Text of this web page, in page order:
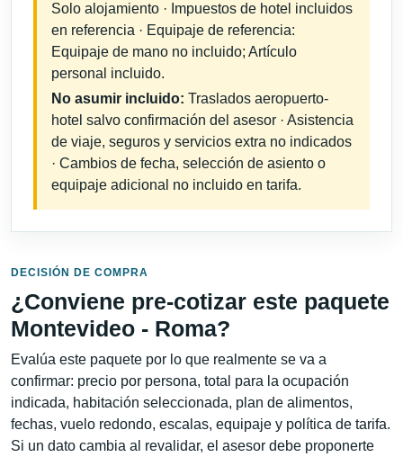
Solo alojamiento · Impuestos de hotel incluidos
en referencia · Equipaje de referencia:
Equipaje de mano no incluido; Artículo
personal incluido.
No asumir incluido: Traslados aeropuerto-
hotel salvo confirmación del asesor · Asistencia
de viaje, seguros y servicios extra no indicados
· Cambios de fecha, selección de asiento o
equipaje adicional no incluido en tarifa.
DECISIÓN DE COMPRA
¿Conviene pre-cotizar este paquete
Montevideo - Roma?
Evalúa este paquete por lo que realmente se va a
confirmar: precio por persona, total para la ocupación
indicada, habitación seleccionada, plan de alimentos,
fechas, vuelo redondo, escalas, equipaje y política de tarifa.
Si un dato cambia al revalidar, el asesor debe proponerte